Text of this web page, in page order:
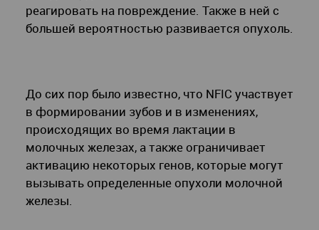
реагировать на повреждение. Также в ней с
большей вероятностью развивается опухоль.
До сих пор было известно, что NFIC участвует
в формировании зубов и в изменениях,
происходящих во время лактации в
молочных железах, а также ограничивает
активацию некоторых генов, которые могут
вызывать определенные опухоли молочной
железы.